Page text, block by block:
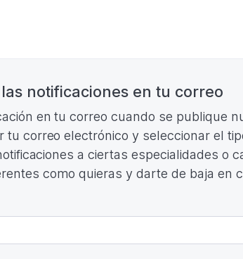
notificaciones en tu correo
en tu correo cuando se publique
tu correo electrónico y seleccionar el
a ciertas especialidades o
como quieras y darte de baja en